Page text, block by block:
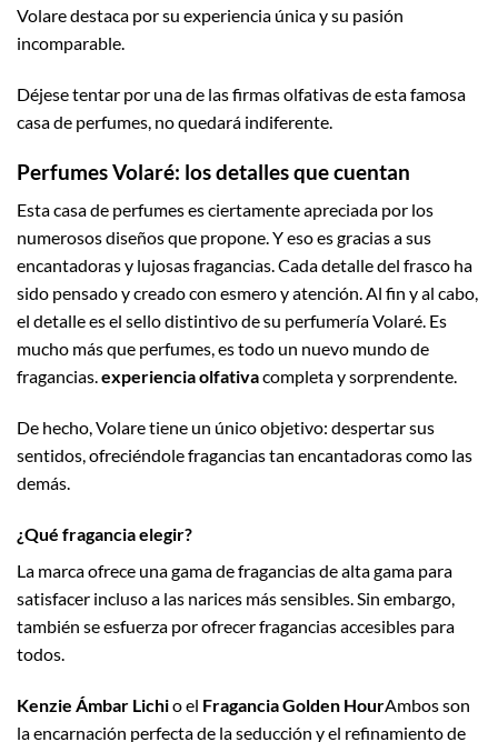
Volare destaca por su experiencia única y su pasión
incomparable.
Déjese tentar por una de las firmas olfativas de esta famosa
casa de perfumes, no quedará indiferente.
Perfumes Volaré: los detalles que cuentan
Esta casa de perfumes es ciertamente apreciada por los
numerosos diseños que propone. Y eso es gracias a sus
encantadoras y lujosas fragancias. Cada detalle del frasco ha
sido pensado y creado con esmero y atención. Al fin y al cabo,
el detalle es el sello distintivo de su perfumería Volaré. Es
mucho más que perfumes, es todo un nuevo mundo de
fragancias.experiencia olfativacompleta y sorprendente.
De hecho, Volare tiene un único objetivo: despertar sus
sentidos, ofreciéndole fragancias tan encantadoras como las
demás.
¿Qué fragancia elegir?
La marca ofrece una gama de fragancias de alta gama para
satisfacer incluso a las narices más sensibles. Sin embargo,
también se esfuerza por ofrecer fragancias accesibles para
todos.
Kenzie Ámbar Lichio el Fragancia Golden HourAmbos son
la encarnación perfecta de la seducción y el refinamiento de